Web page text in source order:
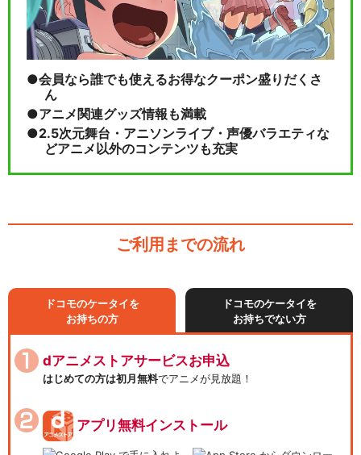
会員なら誰でも使えるお得なクーポン盛りだくさ
ん
アニメ関連グッズ情報も満載
2.5次元舞台・アニソンライブ・声優バラエティな
どアニメ以外のコンテンツも充実
ご利用までの流れ
ドコモのケータイを
お持ちの方
ドコモのケータイを
お持ちでない方
dアニメストアサービスお申込
はじめての方は初月無料でアニメが見放題！
アプリ無料インストール